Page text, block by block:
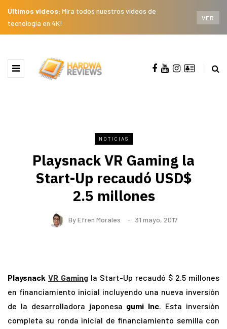
Últimos videos: Mira todos nuestros videos de
tecnología en 4K!
VER
NOTICIAS
Playsnack VR Gaming la
Start-Up recaudó USD$
2.5 millones
ByEfren Morales 31 mayo, 2017
Playsnack VR Gaming la Start-Up recaudó $ 2.5 millones
en financiamiento inicial incluyendo una nueva inversión
de la desarrolladora japonesa gumi Inc. Esta inversión
completa su ronda inicial de financiamiento semilla con